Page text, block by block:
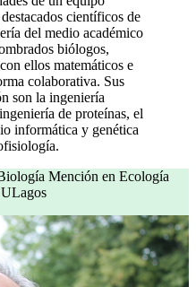
científicos de
del medio académico
biólogos,
ellos matemáticos e
colaborativa. Sus
son la ingeniería
de proteínas, el
informática y genética
Mención en Ecología